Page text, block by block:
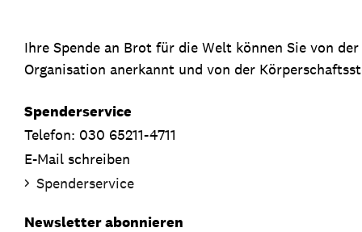
Ihre Spende an Brot für die Welt können Sie von
Organisation anerkannt und von der
Spenderservice
Telefon: 030 65211-4711
E-Mail schreiben
Spenderservice
Newsletter abonnieren